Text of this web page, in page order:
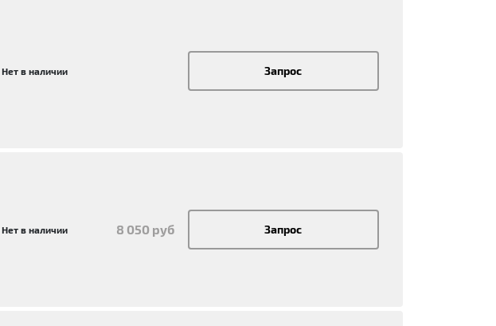
Нет в наличии Запрос
Нет в наличии 8 050 руб Запрос